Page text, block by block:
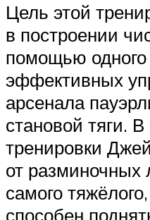
Цель этой
в построении
помощью
эффективных
арсенала
становой тяги.
тренировки
от разминочных
самого
способен